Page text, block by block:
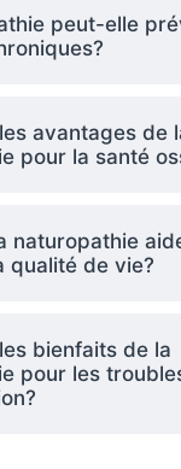
peut-elle
avantages de
pour la santé
naturopathie
qualité de vie?
bienfaits de la
pour les